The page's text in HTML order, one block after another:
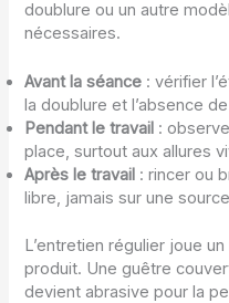
doublure ou un autre
nécessaires.
Avant la séance : vérifier
la doublure et l’absence
Pendant le travail :
place, surtout aux allures
Après le travail : rincer ou
libre, jamais sur une
L’entretien régulier joue
produit. Une guêtre
devient abrasive pour la